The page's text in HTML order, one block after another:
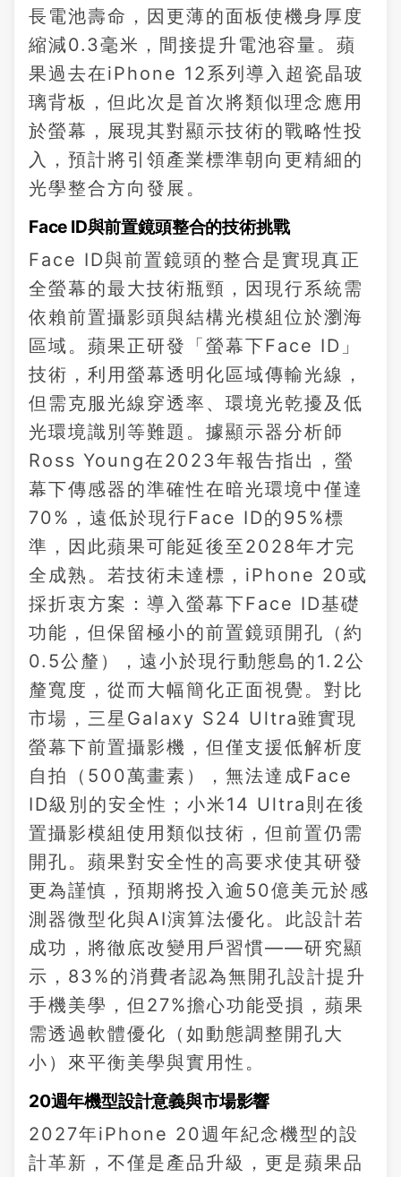
長電池壽命，因更薄的面板使機身厚度
縮減0.3毫米，間接提升電池容量。蘋
果過去在iPhone 12系列導入超瓷晶玻
璃背板，但此次是首次將類似理念應用
於螢幕，展現其對顯示技術的戰略性投
入，預計將引領產業標準朝向更精細的
光學整合方向發展。
Face ID與前置鏡頭整合的技術挑戰
Face ID與前置鏡頭的整合是實現真正
全螢幕的最大技術瓶頸，因現行系統需
依賴前置攝影頭與結構光模組位於瀏海
區域。蘋果正研發「螢幕下Face ID」
技術，利用螢幕透明化區域傳輸光線，
但需克服光線穿透率、環境光乾擾及低
光環境識別等難題。據顯示器分析師
Ross Young在2023年報告指出，螢
幕下傳感器的準確性在暗光環境中僅達
70%，遠低於現行Face ID的95%標
準，因此蘋果可能延後至2028年才完
全成熟。若技術未達標，iPhone 20或
採折衷方案：導入螢幕下Face ID基礎
功能，但保留極小的前置鏡頭開孔（約
0.5公釐），遠小於現行動態島的1.2公
釐寬度，從而大幅簡化正面視覺。對比
市場，三星Galaxy S24 Ultra雖實現
螢幕下前置攝影機，但僅支援低解析度
自拍（500萬畫素），無法達成Face
ID級別的安全性；小米14 Ultra則在後
置攝影模組使用類似技術，但前置仍需
開孔。蘋果對安全性的高要求使其研發
更為謹慎，預期將投入逾50億美元於感
測器微型化與AI演算法優化。此設計若
成功，將徹底改變用戶習慣——研究顯
示，83%的消費者認為無開孔設計提升
手機美學，但27%擔心功能受損，蘋果
需透過軟體優化（如動態調整開孔大
小）來平衡美學與實用性。
20週年機型設計意義與市場影響
2027年iPhone 20週年紀念機型的設
計革新，不僅是產品升級，更是蘋果品